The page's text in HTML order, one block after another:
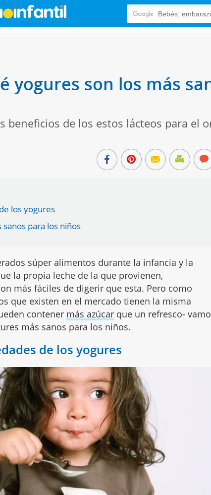
yogures son los más
beneficios de los estos lácteos para el
los yogures
para los niños
súper alimentos durante la infancia y la
la propia leche de la que provienen,
más fáciles de digerir que esta. Pero como
que existen en el mercado tienen la misma
contener más azúcar que un refresco-
más sanos para los niños.
de los yogures